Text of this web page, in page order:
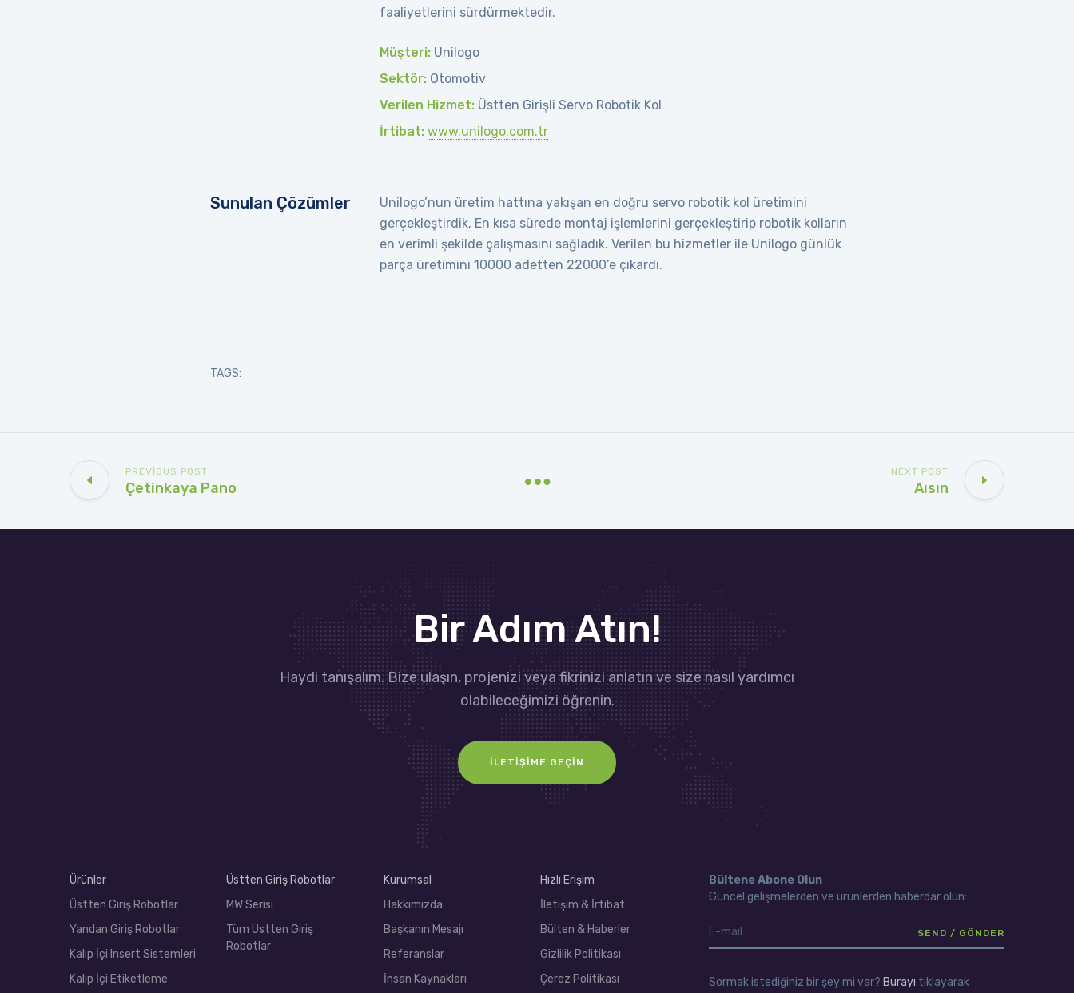
faaliyetlerini sürdürmektedir.
Müşteri:Unilogo
Sektör:Otomotiv
Verilen Hizmet:Üstten Girişli Servo Robotik Kol
İrtibat: www.unilogo.com.tr
Sunulan Çözümler
Unilogo’nun üretim hattına yakışan en doğru servo robotik kol üretimini
gerçekleştirdik. En kısa sürede montaj işlemlerini gerçekleştirip robotik kolların
en verimli şekilde çalışmasını sağladık. Verilen bu hizmetler ile Unilogo günlük
parça üretimini 10000 adetten 22000’e çıkardı.
TAGS:
PREVIOUS POST
Çetinkaya Pano
NEXT POST
Aısın
Bir Adım Atın!
Haydi tanışalım. Bize ulaşın, projenizi veya fikrinizi anlatın ve size nasıl yardımcı
olabileceğimizi öğrenin.
İLETIŞIME GEÇIN
Ürünler
Üstten Giriş Robotlar
Yandan Giriş Robotlar
Kalıp İçi Insert Sistemleri
Kalıp İçi Etiketleme
Üstten Giriş Robotlar
MW Serisi
Tüm Üstten Giriş
Robotlar
Kurumsal
Hakkımızda
Başkanın Mesajı
Referanslar
İnsan Kaynakları
Hızlı Erişim
İletişim & İrtibat
Bülten & Haberler
Gizlilik Politikası
Çerez Politikası
Bültene Abone Olun
Güncel gelişmelerden ve ürünlerden haberdar olun:
Sormak istediğiniz bir şey mi var? Burayı tıklayarak